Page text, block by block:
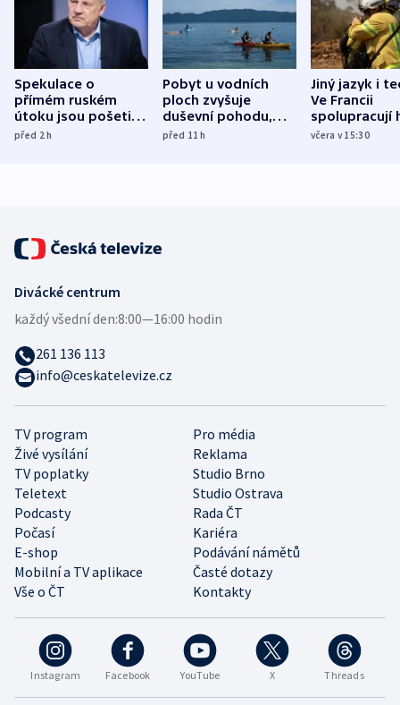
Spekulace o
přímém ruském
útoku jsou pošetilé,
míní estonský
před 2h
Pobyt u vodních
ploch zvyšuje
duševní pohodu,
ukázala
před 11h
Jiný jazyk i
Ve Francii
spolupracují
různých zemí
včera v 15:30
Instagram Facebook YouTube X Threads
TV program
Pro média
Živé vysílání
Reklama
TV poplatky
Studio Brno
Teletext
Studio Ostrava
Podcasty
Rada ČT
Počasí
Kariéra
E-shop
Podávání námětů
Mobilní a TV aplikace
Časté dotazy
Vše o ČT
Kontakty
Divácké centrum
každý všední den:8:00—16:00 hodin
261 136 113
info@ceskatelevize.cz